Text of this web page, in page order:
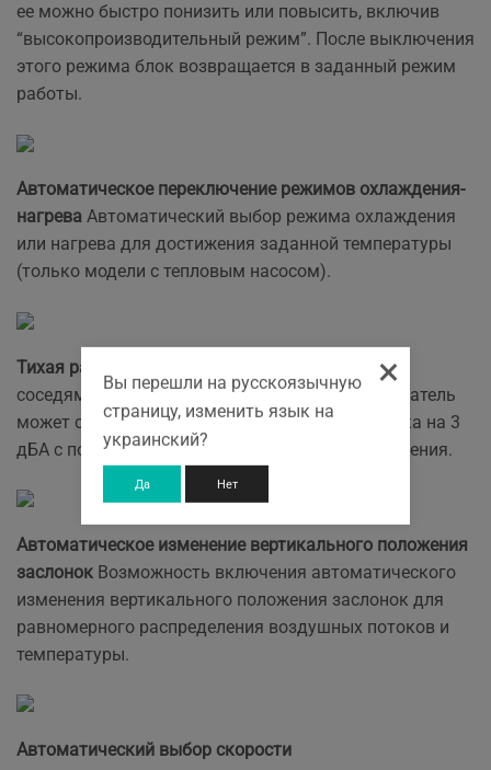
ее можно быстро понизить или повысить, включив
“высокопроизводительный режим”. После выключения
этого режима блок возвращается в заданный режим
работы.
Автоматическое переключение режимов охлаждения-
нагрева Автоматический выбор режима охлаждения
или нагрева для достижения заданной температуры
(только модели с тепловым насосом).
Тихая работа внутреннего блока
Чтобы Вашим
соседям не мешать учиться или спать, пользователь
может снизить уровень шума внутреннего блока на 3
дБA с помощью пульта дистанционного управления.
Автоматическое изменение вертикального положения
заслонок Возможность включения автоматического
изменения вертикального положения заслонок для
равномерного распределения воздушных потоков и
температуры.
Автоматический выбор скорости
×
Вы перешли на русскоязычную
страницу, изменить язык на
украинский?
Да Нет